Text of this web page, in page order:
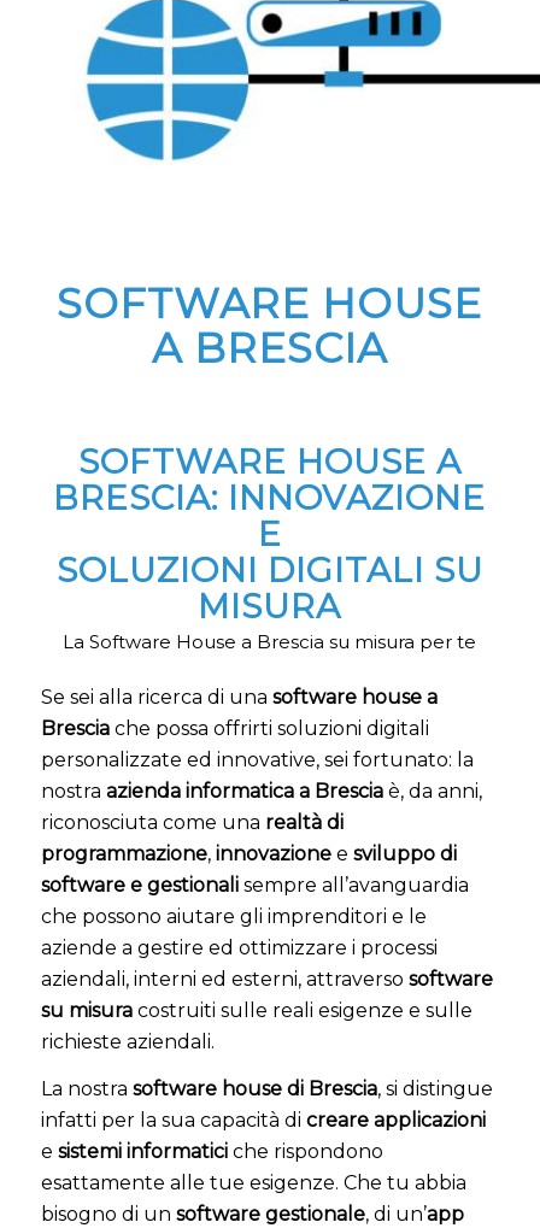
SOFTWARE HOUSE
A BRESCIA
SOFTWARE HOUSE A
BRESCIA: INNOVAZIONE
E
SOLUZIONI DIGITALI SU
MISURA
La Software House a Brescia su misura per te
Se sei alla ricerca di una software house a
Bresciache possa offrirti soluzioni digitali
personalizzate ed innovative, sei fortunato: la
nostra azienda informatica a Bresciaè, da anni,
riconosciuta come una realtà di
programmazione, innovazionee sviluppo di
software e gestionalisempre all’avanguardia
che possono aiutare gli imprenditori e le
aziende a gestire ed ottimizzare i processi
aziendali, interni ed esterni, attraverso software
su misuracostruiti sulle reali esigenze e sulle
richieste aziendali.
La nostra software house di Brescia, si distingue
infatti per la sua capacità di creare applicazioni
e sistemi informatici che rispondono
esattamente alle tue esigenze. Che tu abbia
bisogno di un software gestionale, di un’app